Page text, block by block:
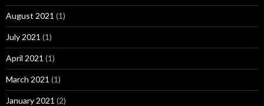
August 2021 (1)
July 2021 (1)
April 2021 (1)
March 2021 (1)
January 2021 (2)